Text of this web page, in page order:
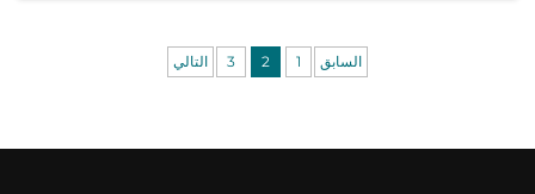
السابق 1
2
3 التالي